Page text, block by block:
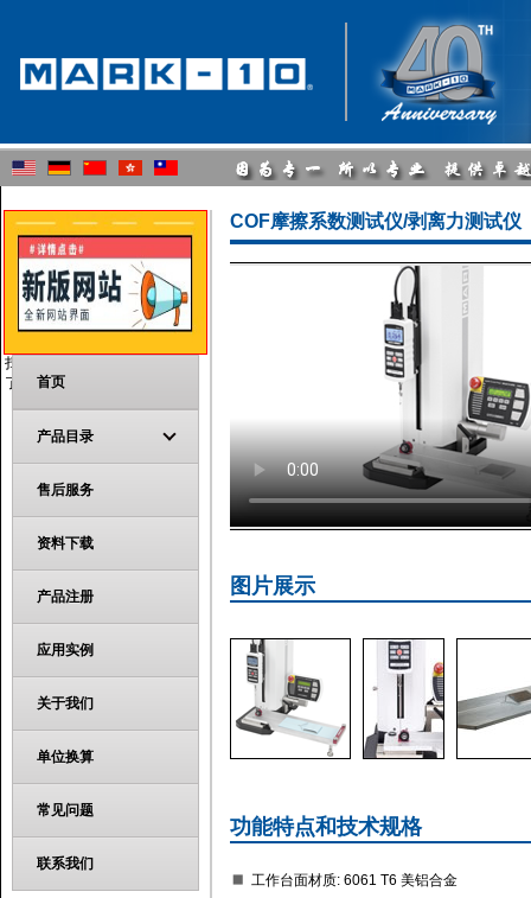
扫描二维码
了解更多资讯应用实列
首页
产品目录
售后服务
资料下载
产品注册
应用实例
关于我们
单位换算
常见问题
联系我们
COF摩擦系数测试仪/剥离力测试仪
图片展示
功能特点和技术规格
工作台面材质: 6061 T6 美铝合金